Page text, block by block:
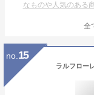
なものや人気のある
全
no. 15
ラルフロー